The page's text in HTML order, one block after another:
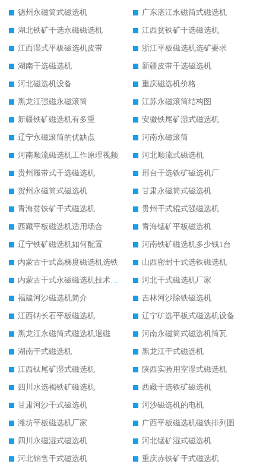
德州永磁筒式磁选机
广东湛江永磁筒式磁选机
湖北铁矿干选永磁磁选机
江西贫铁矿干选磁选机
江西湿式平板磁选机皮带
浙江平板磁选机选矿要求
湖南干选磁选机
新疆皮带干选磁选机
河北磁选机设备
重庆磁选机价格
黑龙江强磁永磁滚筒
江苏永磁滚筒结构图
新疆铁矿磁选机有多重
安徽铁尾矿湿式磁选机
辽宁永磁滚筒的优缺点
河南永磁滚筒
河南顺流磁选机工作原理视频
河北顺流式磁选机
贵州履带式干选磁选机
邢台干选铁矿磁选机厂
贺州永磁筒式磁选机
甘肃永磁筒式磁选机
青海贫铁矿干式磁选机
贵州干式辊式强磁选机
西藏平板磁选机适用场合
青海锰矿平板磁选机
辽宁铁矿磁选机如何配置
河南铁矿磁选机多少钱1台
内蒙古干式高梯度磁选机选铁
山西密封干式选铁磁选机
内蒙古干式永磁磁选机技术要求
河北干式磁选机厂家
福建河沙磁选机简介
吉林河沙除铁磁选机
江西钠长石平板磁选机
辽宁矿选平板式磁选机设备
黑龙江永磁筒式磁选机退磁
河南永磁筒式磁选机筒瓦
湖南干式磁选机
黑龙江干式磁选机
江西钛尾矿湿式磁选机
陕西实验用室湿式磁选机
四川水选褐铁矿磁选机
西藏干选铁矿磁选机
甘肃河沙干式磁选机
河沙磁选机的电机
潍坊平板磁选机厂家
广西平板磁选机磁铁排列图
四川永磁湿式磁选机
河北锰矿湿式磁选机
河北销售干式磁选机
重庆赤铁矿干式磁选机